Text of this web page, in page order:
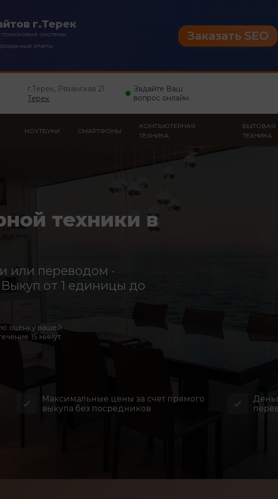
г.Терек
системы
отчеты
Заказать SEO
г.Терек, Рязанская 21
Терек
Задайте Ваш
вопрос онлайн
НОУТБУКИ СМАРТФОНЫ
КОМПЬЮТЕРНАЯ
ТЕХНИКА
БЫТОВАЯ
ТЕХНИКА
техники в
или переводом ·
от 1 единицы до
оценку вашей
15 минут
Максимальные цены за счет прямого
выкупа без посредников